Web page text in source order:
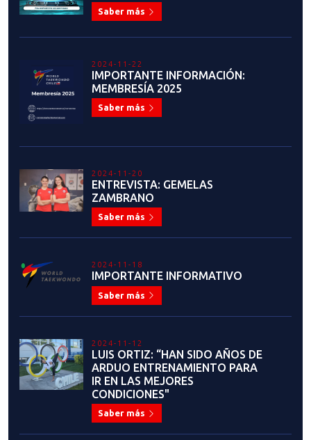
Saber más
2024-11-22
IMPORTANTE INFORMACIÓN:
MEMBRESÍA 2025
Saber más
2024-11-20
ENTREVISTA: GEMELAS
ZAMBRANO
Saber más
2024-11-18
IMPORTANTE INFORMATIVO
Saber más
2024-11-12
LUIS ORTIZ: “HAN SIDO AÑOS DE
ARDUO ENTRENAMIENTO PARA
IR EN LAS MEJORES
CONDICIONES"
Saber más